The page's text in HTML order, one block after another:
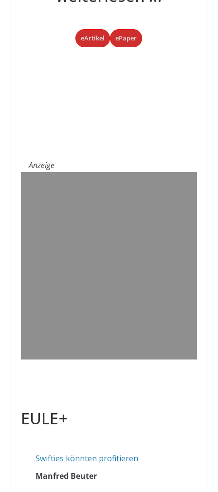
eArtikel ePaper
Anzeige
EULE+
Swifties könnten profitieren
Manfred Beuter